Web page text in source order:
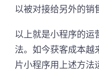
以被对接给另外的销
以上就是小程序的运
法。如今获客成本越
片小程序用上述方法